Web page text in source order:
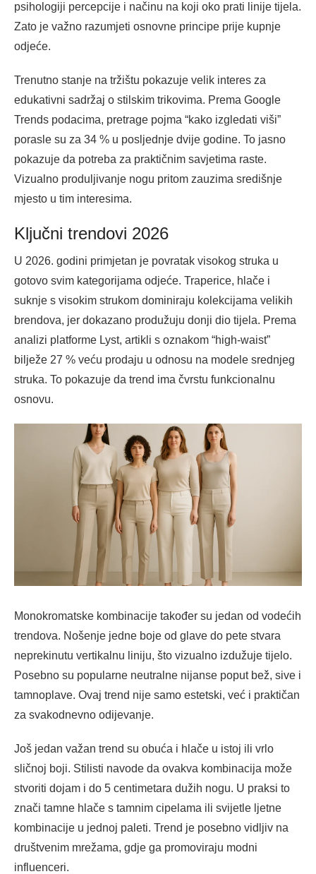
psihologiji percepcije i načinu na koji oko prati linije tijela.
Zato je važno razumjeti osnovne principe prije kupnje
odjeće.
Trenutno stanje na tržištu pokazuje velik interes za
edukativni sadržaj o stilskim trikovima. Prema Google
Trends podacima, pretrage pojma “kako izgledati viši”
porasle su za 34 % u posljednje dvije godine. To jasno
pokazuje da potreba za praktičnim savjetima raste.
Vizualno produljivanje nogu pritom zauzima središnje
mjesto u tim interesima.
Ključni trendovi 2026
U 2026. godini primjetan je povratak visokog struka u
gotovo svim kategorijama odjeće. Traperice, hlače i
suknje s visokim strukom dominiraju kolekcijama velikih
brendova, jer dokazano produžuju donji dio tijela. Prema
analizi platforme Lyst, artikli s oznakom “high-waist”
bilježe 27 % veću prodaju u odnosu na modele srednjeg
struka. To pokazuje da trend ima čvrstu funkcionalnu
osnovu.
Monokromatske kombinacije također su jedan od vodećih
trendova. Nošenje jedne boje od glave do pete stvara
neprekinutu vertikalnu liniju, što vizualno izdužuje tijelo.
Posebno su popularne neutralne nijanse poput bež, sive i
tamnoplave. Ovaj trend nije samo estetski, već i praktičan
za svakodnevno odijevanje.
Još jedan važan trend su obuća i hlače u istoj ili vrlo
sličnoj boji. Stilisti navode da ovakva kombinacija može
stvoriti dojam i do 5 centimetara dužih nogu. U praksi to
znači tamne hlače s tamnim cipelama ili svijetle ljetne
kombinacije u jednoj paleti. Trend je posebno vidljiv na
društvenim mrežama, gdje ga promoviraju modni
influenceri.